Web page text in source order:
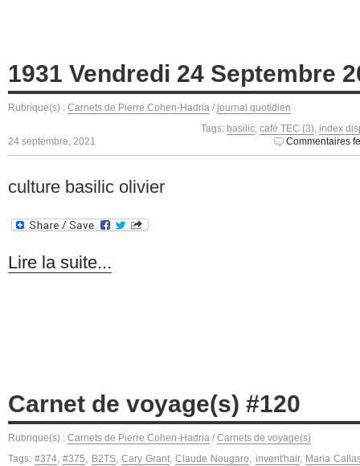
1931 Vendredi 24 Septembre
Rubrique(s) : Carnets de Pierre Cohen-Hadria / journal quotidien
Tags: basilic café TEC (3) index
24 septembre, 2021
Commentaires
culture basilic olivier
Lire la suite...
Carnet de voyage(s) #120
Rubrique(s) : Carnets de Pierre Cohen-Hadria / Carnets de voyage(s)
Tags:#374,#375, B2TS, Cary Grant,Claude Nougaro, invent'hair, Maria